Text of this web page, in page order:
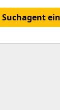
Suchagent